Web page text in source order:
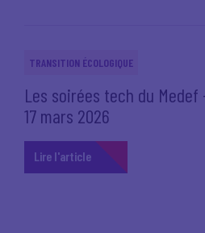
TRANSITION ÉCOLOGIQUE
Les soirées tech du
17 mars 2026
Lire l'article